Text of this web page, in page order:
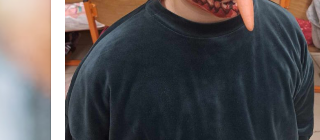
AZONOSÍTÓSZÁMÚ,
„TOMAJMONOSTORAI
ÁLTALÁNOS ISKOLA